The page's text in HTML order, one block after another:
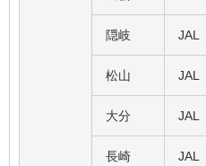
隠岐 JAL
松山 JAL
大分 JAL
長崎 JAL